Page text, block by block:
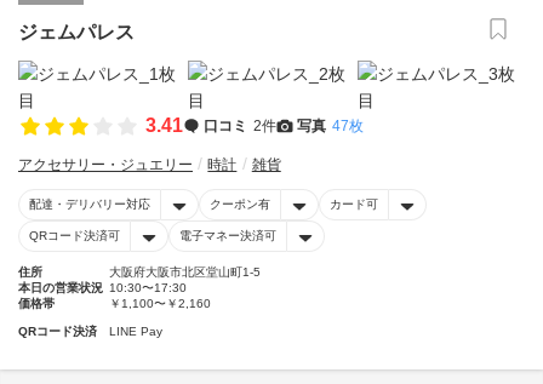
ジェムパレス
3.41 口コミ 2件 写真 47枚
アクセサリー・ジュエリー 時計 雑貨
配達・デリバリー対応 クーポン有 カード可
QRコード決済可 電子マネー決済可
住所
大阪府大阪市北区堂山町1-5
本日の営業状況 10:30〜17:30
価格帯
￥1,100〜￥2,160
QRコード決済 LINE Pay